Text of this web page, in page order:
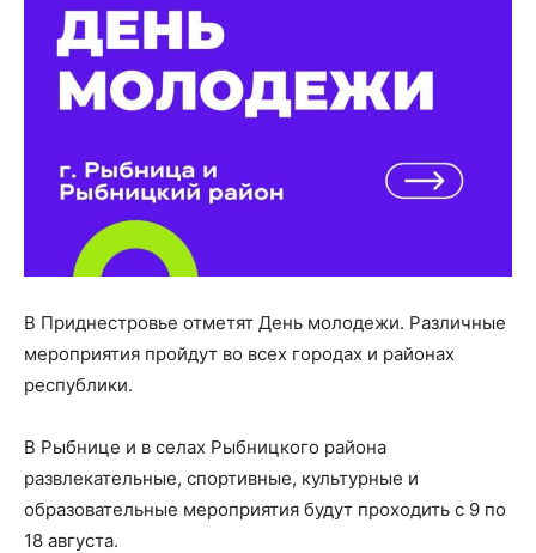
В Приднестровье отметят День молодежи. Различные
мероприятия пройдут во всех городах и районах
республики.
В Рыбнице и в селах Рыбницкого района
развлекательные, спортивные, культурные и
образовательные мероприятия будут проходить с 9 по
18 августа.